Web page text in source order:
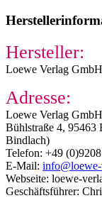
Hersteller:
Loewe Verlag GmbH
Adresse:
Loewe Verlag GmbH
Bühlstraße 4, 95463
Bindlach)
Telefon: +49
E-Mail:
Webseite: loewe-
Geschäftsführer: